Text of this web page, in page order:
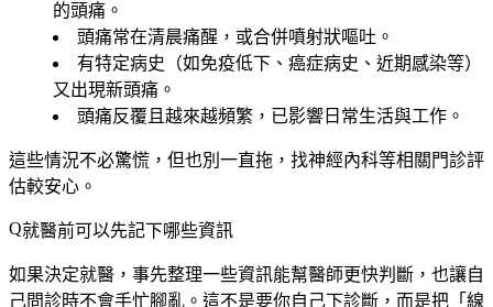
的頭痛。
頭痛常在清晨痛醒 ，或合併噴射狀嘔吐。
有特定病史（如免疫低下、癌症病史、近期感染等）
又出現新頭痛。
頭痛反覆且越來越頻繁 ，已影響日常生活與工作。
這些情況不必驚慌，但也別一直拖，找神經內科等相關門診評
估較安心。
就醫前可以先記下哪些資訊
如果決定就醫，事先整理一些資訊能幫醫師更快判斷，也讓自
己問診時不會手忙腳亂。這不是要你自己下診斷，而是把「線